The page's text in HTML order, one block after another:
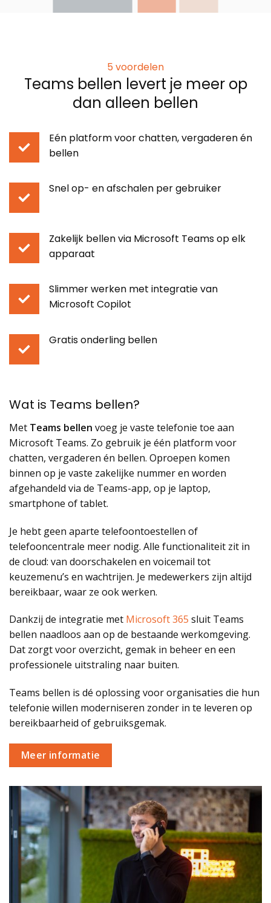
5 voordelen
Teams bellen levert je meer op
dan alleen bellen
Eén platform voor chatten, vergaderen én
bellen
Snel op- en afschalen per gebruiker
Zakelijk bellen via Microsoft Teams op elk
apparaat
Slimmer werken met integratie van
Microsoft Copilot
Gratis onderling bellen
Wat is Teams bellen?
Met Teams bellen voeg je vaste telefonie toe aan
Microsoft Teams. Zo gebruik je één platform voor
chatten, vergaderen én bellen. Oproepen komen
binnen op je vaste zakelijke nummer en worden
afgehandeld via de Teams-app, op je laptop,
smartphone of tablet.
Je hebt geen aparte telefoontoestellen of
telefooncentrale meer nodig. Alle functionaliteit zit in
de cloud: van doorschakelen en voicemail tot
keuzemenu’s en wachtrijen. Je medewerkers zijn altijd
bereikbaar, waar ze ook werken.
Dankzij de integratie met Microsoft 365 sluit Teams
bellen naadloos aan op de bestaande werkomgeving.
Dat zorgt voor overzicht, gemak in beheer en een
professionele uitstraling naar buiten.
Teams bellen is dé oplossing voor organisaties die hun
telefonie willen moderniseren zonder in te leveren op
bereikbaarheid of gebruiksgemak.
Meer informatie